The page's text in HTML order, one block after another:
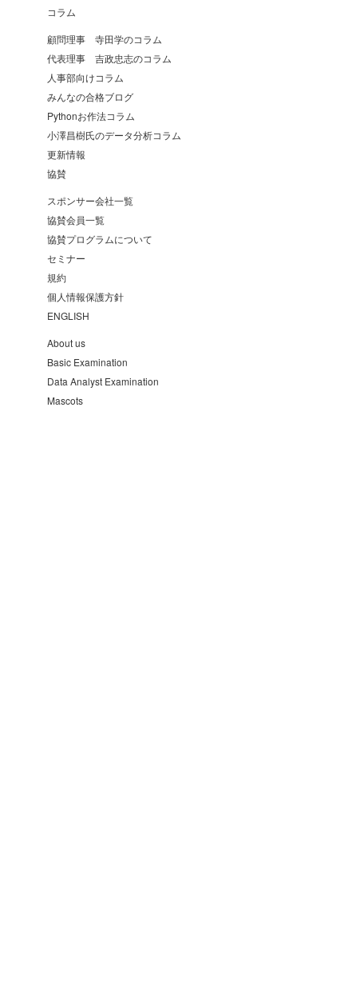
コラム
顧問理事 寺田学のコラム
代表理事 吉政忠志のコラム
人事部向けコラム
みんなの合格ブログ
Pythonお作法コラム
小澤昌樹氏のデータ分析コラム
更新情報
協賛
スポンサー会社一覧
協賛会員一覧
協賛プログラムについて
セミナー
規約
個人情報保護方針
ENGLISH
About us
Basic Examination
Data Analyst Examination
Mascots